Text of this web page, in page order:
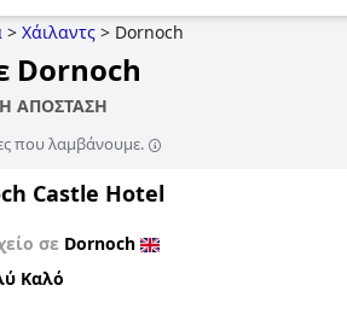
> Χάιλαντς > Dornoch
Dornoch
ΑΠΟΣΤΑΣΗ
που λαμβάνουμε.
Castle Hotel
σε Dornoch
Καλό